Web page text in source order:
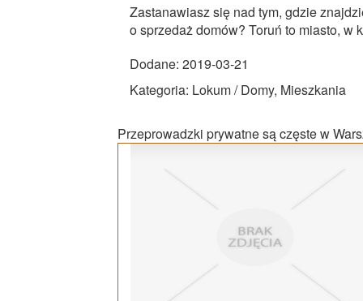
Zastanawiasz się nad tym, gdzie
o sprzedaż domów? Toruń to miasto, w
Dodane: 2019-03-21
Kategoria: Lokum / Domy, Mieszkania
Przeprowadzki prywatne są częste w